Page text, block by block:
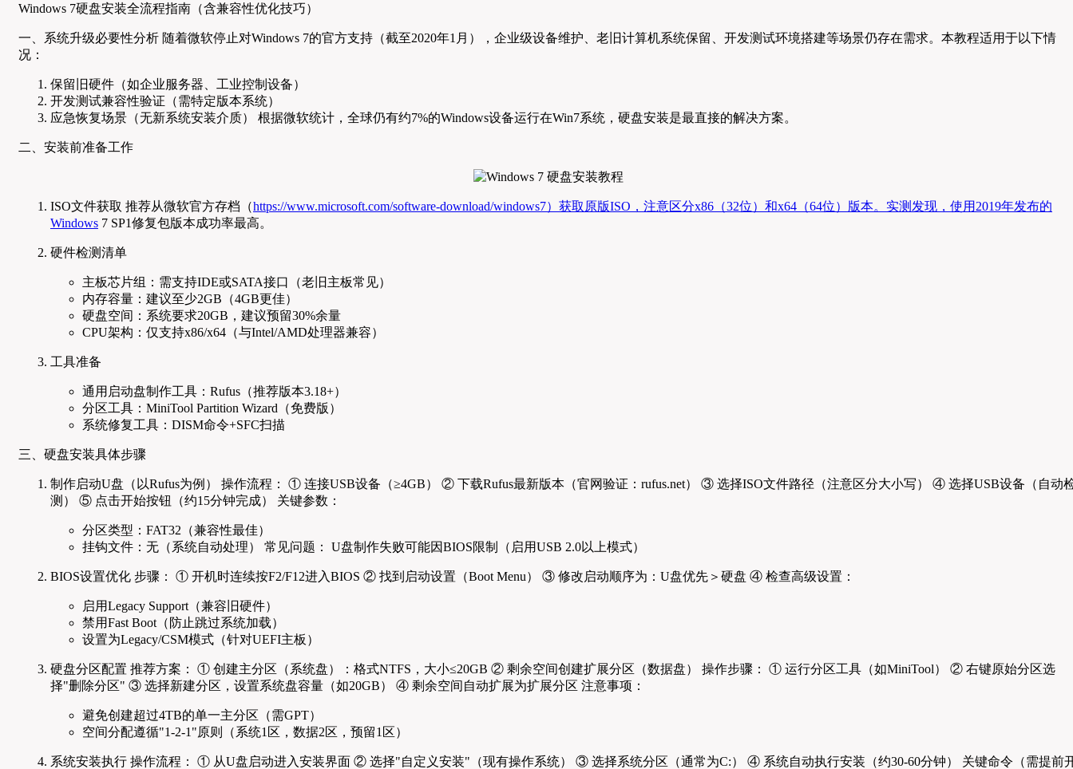
Windows 7硬盘安装全流程指南（含兼容性优化技巧）
一、系统升级必要性分析 随着微软停止对Windows 7的官方支持（截至2020年1月），企业级设备维护、老旧计算机系统保留、开发测试环境搭建等场景仍存在需求。本教程适用于以下情
况：
保留旧硬件（如企业服务器、工业控制设备）
开发测试兼容性验证（需特定版本系统）
应急恢复场景（无新系统安装介质） 根据微软统计，全球仍有约7%的Windows设备运行在Win7系统，硬盘安装是最直接的解决方案。
二、安装前准备工作
ISO文件获取 推荐从微软官方存档（https://www.microsoft.com/software-download/windows7）获取原版ISO，注意区分x86（32位）和x64（64位）版本。实测发现，使用2019年发布的
Windows 7 SP1修复包版本成功率最高。
硬件检测清单
主板芯片组：需支持IDE或SATA接口（老旧主板常见）
内存容量：建议至少2GB（4GB更佳）
硬盘空间：系统要求20GB，建议预留30%余量
CPU架构：仅支持x86/x64（与Intel/AMD处理器兼容）
工具准备
通用启动盘制作工具：Rufus（推荐版本3.18+）
分区工具：MiniTool Partition Wizard（免费版）
系统修复工具：DISM命令+SFC扫描
三、硬盘安装具体步骤
制作启动U盘（以Rufus为例） 操作流程： ① 连接USB设备（≥4GB） ② 下载Rufus最新版本（官网验证：rufus.net） ③ 选择ISO文件路径（注意区分大小写） ④ 选择USB设备（自动
测） ⑤ 点击开始按钮（约15分钟完成） 关键参数：
分区类型：FAT32（兼容性最佳）
挂钩文件：无（系统自动处理） 常见问题： U盘制作失败可能因BIOS限制（启用USB 2.0以上模式）
BIOS设置优化 步骤： ① 开机时连续按F2/F12进入BIOS ② 找到启动设置（Boot Menu） ③ 修改启动顺序为：U盘优先＞硬盘 ④ 检查高级设置：
启用Legacy Support（兼容旧硬件）
禁用Fast Boot（防止跳过系统加载）
设置为Legacy/CSM模式（针对UEFI主板）
硬盘分区配置 推荐方案： ① 创建主分区（系统盘）：格式NTFS，大小≤20GB ② 剩余空间创建扩展分区（数据盘） 操作步骤： ① 运行分区工具（如MiniTool） ② 右键原始分区选
择"删除分区" ③ 选择新建分区，设置系统盘容量（如20GB） ④ 剩余空间自动扩展为扩展分区 注意事项：
避免创建超过4TB的单一主分区（需GPT）
空间分配遵循"1-2-1"原则（系统1区，数据2区，预留1区）
系统安装执行 操作流程： ① 从U盘启动进入安装界面 ② 选择"自定义安装"（现有操作系统） ③ 选择系统分区（通常为C:） ④ 系统自动执行安装（约30-60分钟） 关键命令（需提前